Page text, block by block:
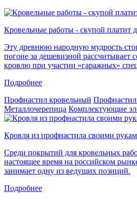
Кровельные работы - скупой платит
Эту древнюю народную мудрость
погоне за дешевизной рассчитывает
кровлю при участии «гаражных»
Подробнее
Профнастил кровельный
Металлочерепица Комплектующие
Кровля из профнастила своими
Среди покрытий для кровельных
настоящее время на российском
занимает одну из ведущих позиций.
Подробнее